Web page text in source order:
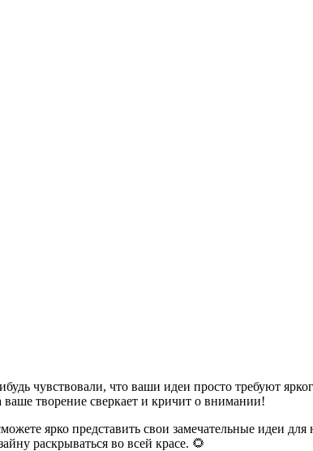
чувствовали, что ваши идеи просто требуют
ваше творение сверкает и кричит о внимании!
ярко представить свои замечательные идеи
раскрываться во всей красе. 🌻